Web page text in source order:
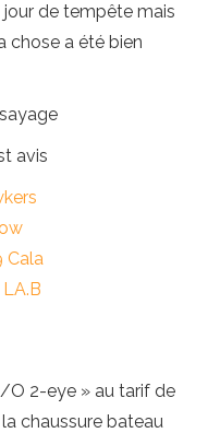
de tempête mais
chose a été bien
Cala
O 2-eye » au tarif de
chaussure bateau